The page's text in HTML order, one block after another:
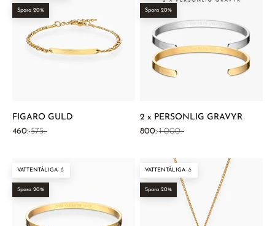
Spara 20%
FIGARO GULD
REA-pris
460:-Pris
575:-
Spara 20%
2 x PERSONLIG GRAVYR
REA-pris
800:-Pris
1 000:-
VATTENTÅLIGA 💧
Spara 20%
VATTENTÅLIGA 💧
Spara 20%